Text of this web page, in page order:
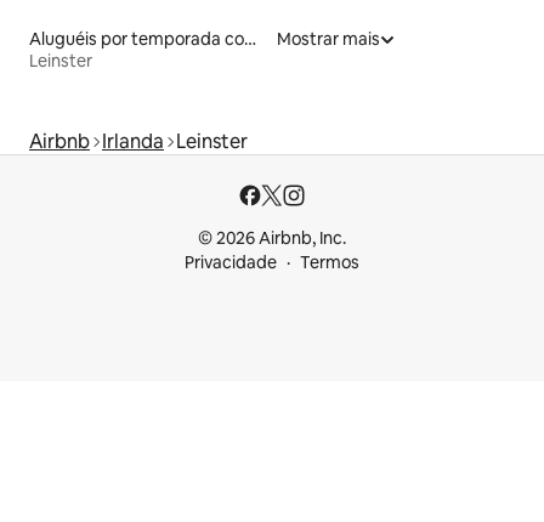
Aluguéis por temporada com acesso à praia
Leinster
Mostrar mais
Airbnb Irlanda Leinster
© 2026 Airbnb, Inc.
Privacidade
Termos